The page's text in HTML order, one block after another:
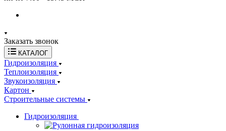
Заказать звонок
КАТАЛОГ
Гидроизоляция
Теплоизоляция
Звукоизоляция
Картон
Строительные системы
Гидроизоляция